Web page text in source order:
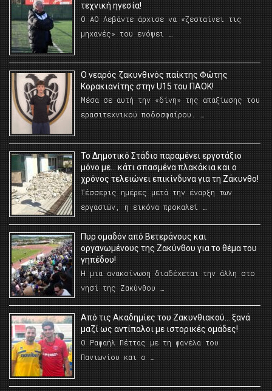
τεχνική ηγεσία!
Ο ΑΟ Λεβάντε άρχισε να «ζεσταίνει τις
μηχανές» του ενόψει …
O νεαρός ζακυνθινός παίκτης Φώτης
Κορακιανίτης στην U15 του ΠΑΟΚ!
Μέσα σε αυτή την «δίνη» της απαξίωσης του
ερασιτεχνικού ποδοσφαίρου. …
Το Δημοτικό Στάδιο παραμένει εργοτάξιο
μόνο με… κάτι σπασμένα πλακάκια και ο
χρόνος τελειώνει επικίνδυνα για τη Ζάκυνθο!
Τέσσερις ημέρες μετά την έναρξη των
εργασιών, η εικόνα προκαλεί …
Πυρ ομαδόν από Βετεράνους και
οργανωμένους της Ζακύνθου για το θέμα του
γηπέδου!
Η μια ανακοίνωση διαδέχεται την άλλη στο
νησί της Ζακύνθου …
Από τις Ακαδημίες του Ζακυνθιακού… ξανά
μαζί ως αντίπαλοι με ιστορικές ομάδες!
Ο Ραφαήλ Πέττας με τη φανέλα του
Πανιωνίου και ο …